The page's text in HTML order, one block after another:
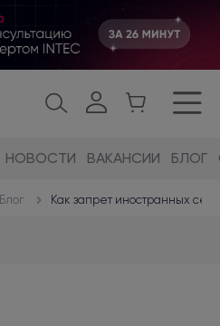
НОВОСТИ ВАКАНСИИ БЛОГ
Блог Как запрет иностранных